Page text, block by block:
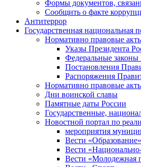
Формы документов,
Сообщить о факте
Антитеррор
Государственная национальная
Нормативно правовые
Указы Президента
Федеральные
Постановления
Распоряжения
Нормативно правовые
Дни воинской славы
Памятные даты России
Государственные,
Новостной портал по
мероприятия
Вести «Образование»
Вести
Вести «Молодежная